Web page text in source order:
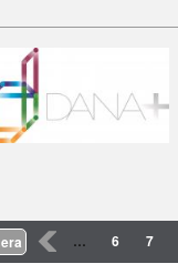
‹ … 6 7